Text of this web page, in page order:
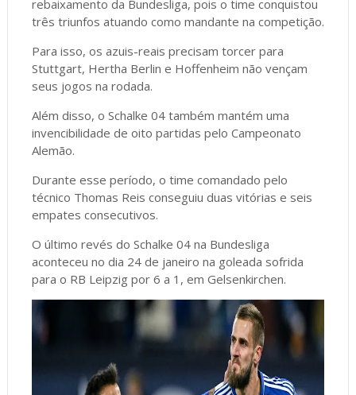
rebaixamento da Bundesliga, pois o time conquistou
três triunfos atuando como mandante na competição.
Para isso, os azuis-reais precisam torcer para
Stuttgart, Hertha Berlin e Hoffenheim não vençam
seus jogos na rodada.
Além disso, o Schalke 04 também mantém uma
invencibilidade de oito partidas pelo Campeonato
Alemão.
Durante esse período, o time comandado pelo
técnico Thomas Reis conseguiu duas vitórias e seis
empates consecutivos.
O último revés do Schalke 04 na Bundesliga
aconteceu no dia 24 de janeiro na goleada sofrida
para o RB Leipzig por 6 a 1, em Gelsenkirchen.